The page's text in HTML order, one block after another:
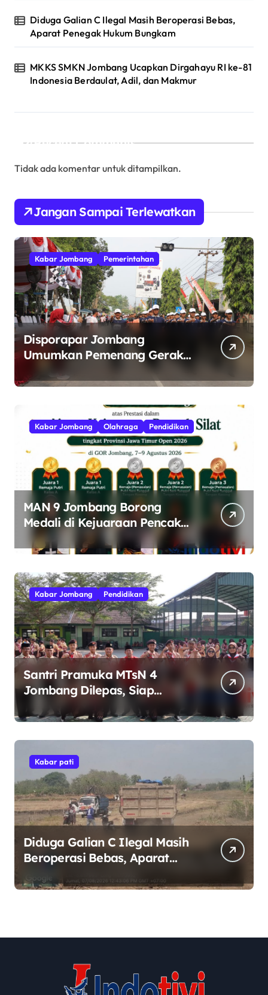
Diduga Galian C Ilegal Masih Beroperasi Bebas,
Aparat Penegak Hukum Bungkam
MKKS SMKN Jombang Ucapkan Dirgahayu RI ke-81
Indonesia Berdaulat, Adil, dan Makmur
Recent Comments
Tidak ada komentar untuk ditampilkan.
Jangan Sampai Terlewatkan
Kabar Jombang Pemerintahan
Disporapar Jombang
Umumkan Pemenang Gerak
Jalan ROJO 2026.
Kabar Jombang Olahraga Pendidikan
MAN 9 Jombang Borong
Medali di Kejuaraan Pencak
Silat Jatim Open 2026
Kabar Jombang Pendidikan
Santri Pramuka MTsN 4
Jombang Dilepas, Siap
Harumkan Nama Madrasah di
Jambore Nasional Cibubur
Kabar pati
Diduga Galian C Ilegal Masih
Beroperasi Bebas, Aparat